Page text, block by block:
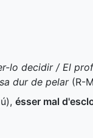
lo decidir / El
dur de pelar(R-M
, ésser mal